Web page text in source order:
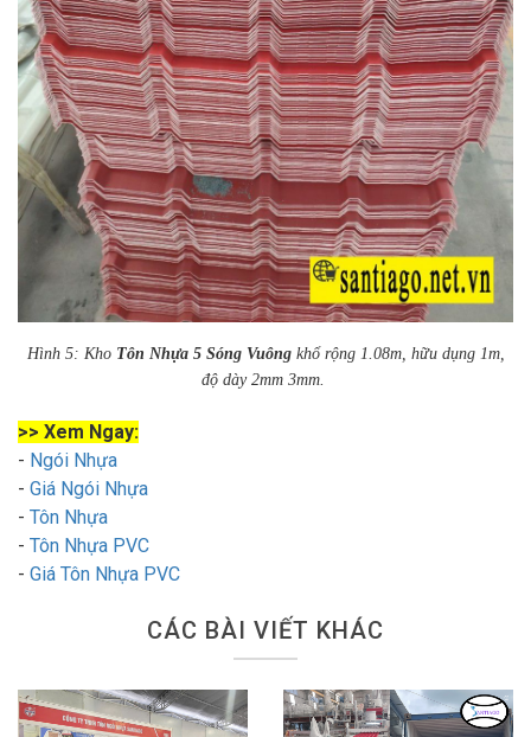
Hình 5: Kho Tôn Nhựa 5 Sóng Vuôngkhổ rộng 1.08m, hữu dụng 1m,
độ dày 2mm 3mm.
>> Xem Ngay:
- Ngói Nhựa
- Giá Ngói Nhựa
- Tôn Nhựa
- Tôn Nhựa PVC
- Giá Tôn Nhựa PVC
CÁC BÀI VIẾT KHÁC